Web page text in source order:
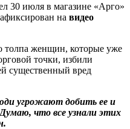
30 июля в магазине «Арго»
на видео
толпа женщин, которые уже
точки, избили
существенный вред
угрожают добить ее и
что все узнали этих